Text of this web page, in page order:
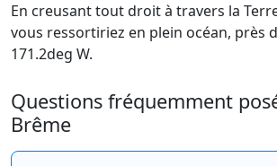
En creusant tout droit à travers la
vous ressortiriez en plein océan, près
171.2deg W.
Questions fréquemment
Brême